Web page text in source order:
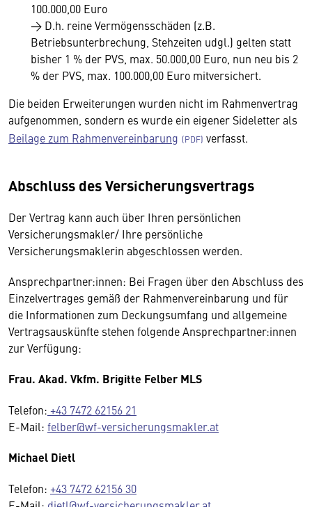
100.000,00 Euro
→ D.h. reine Vermögensschäden (z.B.
Betriebsunterbrechung, Stehzeiten udgl.) gelten statt
bisher 1 % der PVS, max. 50.000,00 Euro, nun neu bis 2
% der PVS, max. 100.000,00 Euro mitversichert.
Die beiden Erweiterungen wurden nicht im Rahmenvertrag
aufgenommen, sondern es wurde ein eigener Sideletter als
Beilage zum Rahmenvereinbarung
verfasst.
Abschluss des Versicherungsvertrags
Der Vertrag kann auch über Ihren persönlichen
Versicherungsmakler/ Ihre persönliche
Versicherungsmaklerin abgeschlossen werden.
Ansprechpartner:innen: Bei Fragen über den Abschluss des
Einzelvertrages gemäß der Rahmenvereinbarung und für
die Informationen zum Deckungsumfang und allgemeine
Vertragsauskünfte stehen folgende Ansprechpartner:innen
zur Verfügung:
Frau. Akad. Vkfm. Brigitte Felber MLS
Telefon: +43 7472 62156 21
E-Mail: felber@wf-versicherungsmakler.at
Michael Dietl
Telefon: +43 7472 62156 30